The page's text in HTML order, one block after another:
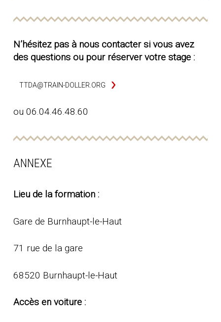
N’hésitez pas à nous contacter si vous avez
des questions ou pour réserver votre stage :
TTDA@TRAIN-DOLLER.ORG
ou 06.04.46.48.60
ANNEXE
Lieu de la formation :
Gare de Burnhaupt-le-Haut
71 rue de la gare
68520 Burnhaupt-le-Haut
Accès en voiture :